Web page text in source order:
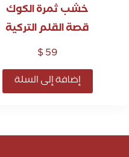
خشب ثمرة الكوك
قصة القلم التركية
$59
إضافة إلى السلة